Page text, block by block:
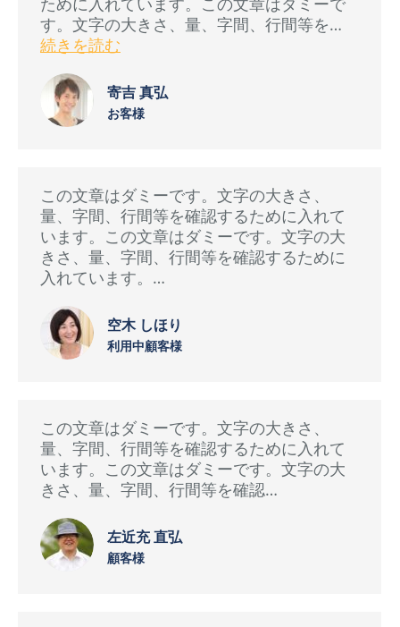
す。文字の大きさ、量、字間、行間等を…
続きを読む
寄吉 真弘
お客様
この文章はダミーです。文字の大きさ、
量、字間、行間等を確認するために入れて
います。この文章はダミーです。文字の大
きさ、量、字間、行間等を確認するために
入れています。…
空木 しほり
利用中顧客様
この文章はダミーです。文字の大きさ、
量、字間、行間等を確認するために入れて
います。この文章はダミーです。文字の大
きさ、量、字間、行間等を確認…
左近充 直弘
顧客様